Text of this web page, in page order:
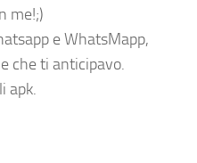
me!;)
e WhatsMapp,
che ti anticipavo.
apk.